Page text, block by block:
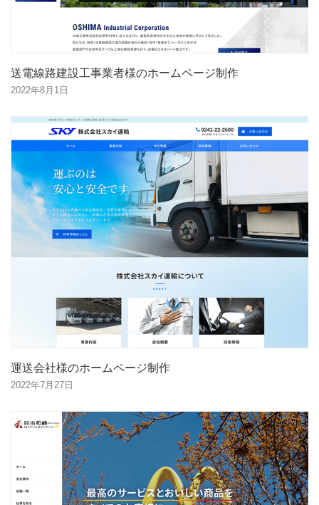
送電線路建設工事業者様のホームページ制作
2022年8月1日
運送会社様のホームページ制作
2022年7月27日